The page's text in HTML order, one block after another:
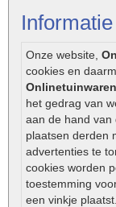
Onze website,
cookies en
het gedrag van
aan de hand van
plaatsen derden
advertenties te
cookies worden
toestemming
een vinkje
Aanbieding